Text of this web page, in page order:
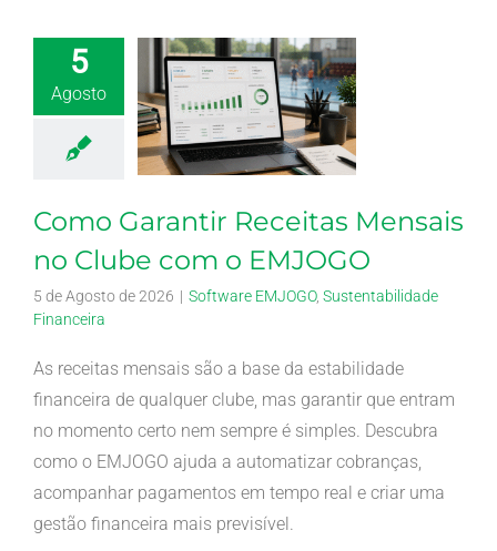
5
Agosto
Como Garantir Receitas Mensais
no Clube com o EMJOGO
5 de Agosto de 2026 | Software EMJOGO, Sustentabilidade
Financeira
As receitas mensais são a base da estabilidade
financeira de qualquer clube, mas garantir que entram
no momento certo nem sempre é simples. Descubra
como o EMJOGO ajuda a automatizar cobranças,
acompanhar pagamentos em tempo real e criar uma
gestão financeira mais previsível.